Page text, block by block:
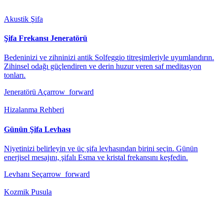
Akustik Şifa
Şifa Frekansı Jeneratörü
Bedeninizi ve zihninizi antik Solfeggio titreşimleriyle uyumlandırın.
Zihinsel odağı güçlendiren ve derin huzur veren saf meditasyon
tonları.
Jeneratörü Açarrow_forward
Hizalanma Rehberi
Günün Şifa Levhası
Niyetinizi belirleyin ve üç şifa levhasından birini seçin. Günün
enerjisel mesajını, şifalı Esma ve kristal frekansını keşfedin.
Levhanı Seçarrow_forward
Kozmik Pusula